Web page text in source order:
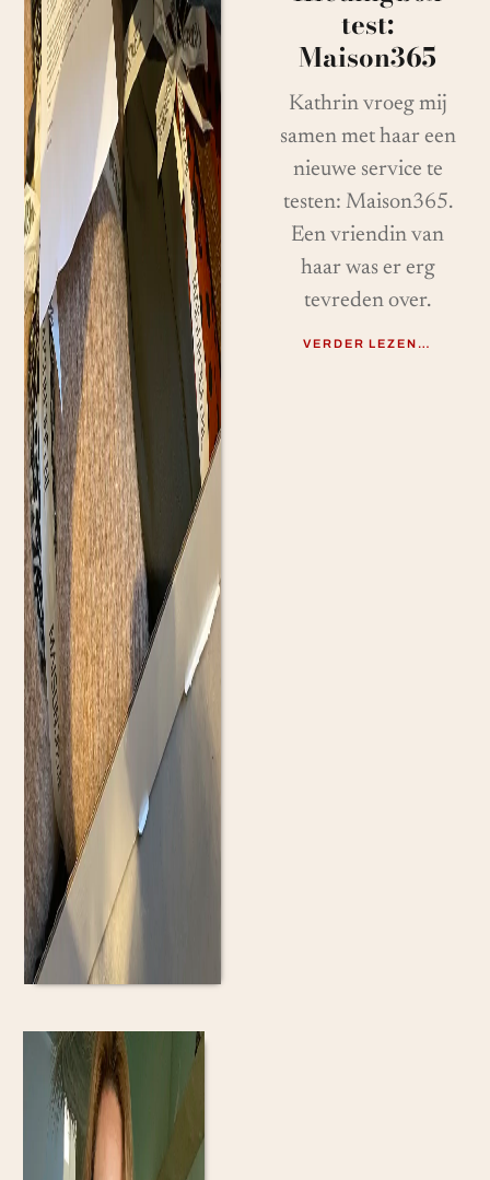
test:
Maison365
Kathrin vroeg mij
samen met haar een
nieuwe service te
testen: Maison365.
Een vriendin van
haar was er erg
tevreden over.
VERDER LEZEN…